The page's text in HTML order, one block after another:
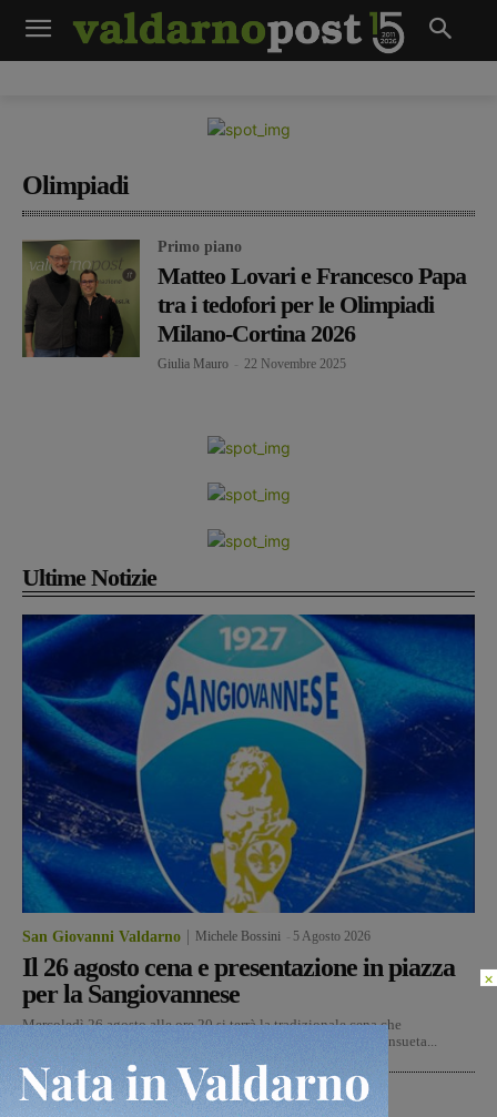
Olimpiadi
Primo piano
Matteo Lovari e Francesco Papa
tra i tedofori per le Olimpiadi
Milano-Cortina 2026
Giulia Mauro 22 Novembre 2025
Ultime Notizie
San Giovanni Valdarno Michele Bossini 5 Agosto 2026
Il 26 agosto cena e presentazione in piazza
per la Sangiovannese
Mercoledì 26 agosto alle ore 20 si terrà la tradizionale cena che
accompagnerà la presentazione della Sangiovannese nella consueta...
Figline Incisa Valdarno
×